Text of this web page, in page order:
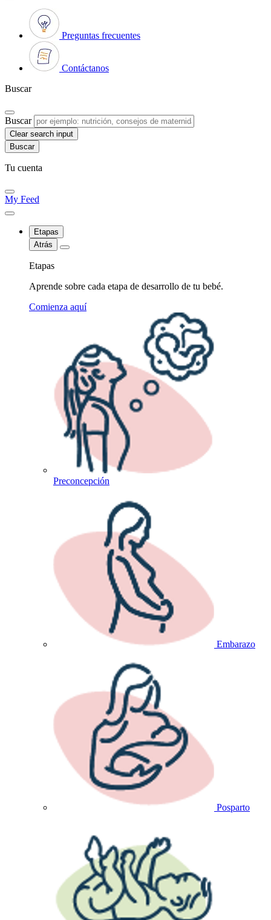
Preguntas frecuentes
Contáctanos
Buscar
Buscar
Clear search input
Tu cuenta
My Feed
Etapas
Atrás
Etapas
Aprende sobre cada etapa de desarrollo de tu bebé.
Comienza aquí
Preconcepción
Embarazo
Posparto